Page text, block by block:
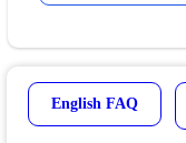
English FAQ